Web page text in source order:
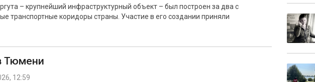
– крупнейший инфраструктурный объект – был построен за два с
транспортные коридоры страны. Участие в его создании приняли
Тюмени
12:59